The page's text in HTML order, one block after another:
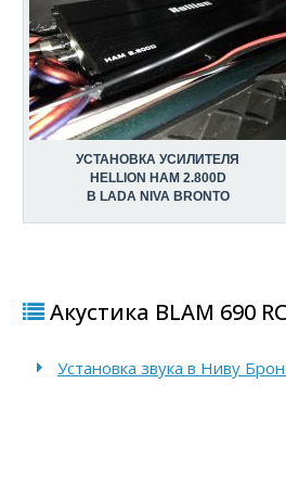
УСТАНОВКА УСИЛИТЕЛЯ
HELLION HAM 2.800D
В LADA NIVA BRONTO
Акустика BLAM 690
Установка звука в Ниву